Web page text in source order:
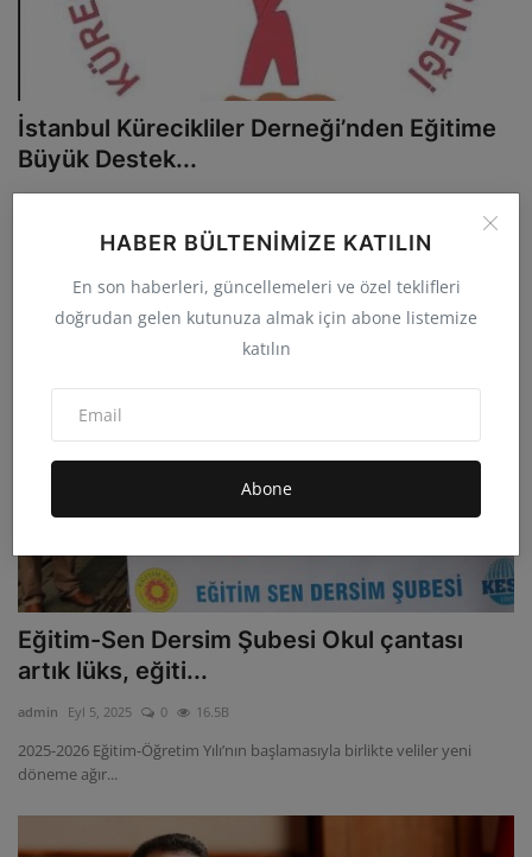
HABER BÜLTENIMIZE KATILIN
En son haberleri, güncellemeleri ve özel teklifleri
doğrudan gelen kutunuza almak için abone listemize
katılın
Abone
İstanbul Kürecikliler Derneği’nden Eğitime
Büyük Destek...
İstanbul Kürecikliler Derneği, yıllardır sürdürdüğü toplumsal
Eğitim-Sen Dersim Şubesi Okul çantası
artık lüks, eğiti...
admin Eyl 5, 2025 0 16.5B
2025-2026 Eğitim-Öğretim Yılı’nın başlamasıyla birlikte veliler yeni
döneme ağır...